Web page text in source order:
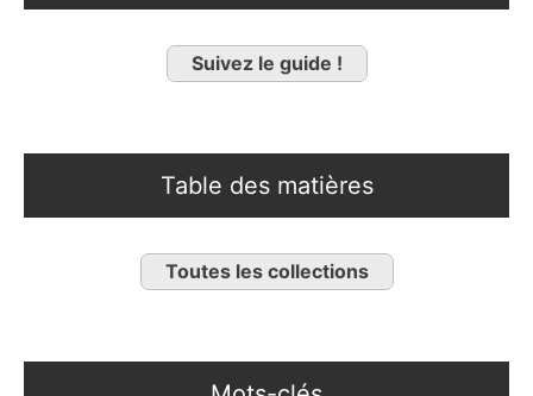
Suivez le guide !
Table des matières
Toutes les collections